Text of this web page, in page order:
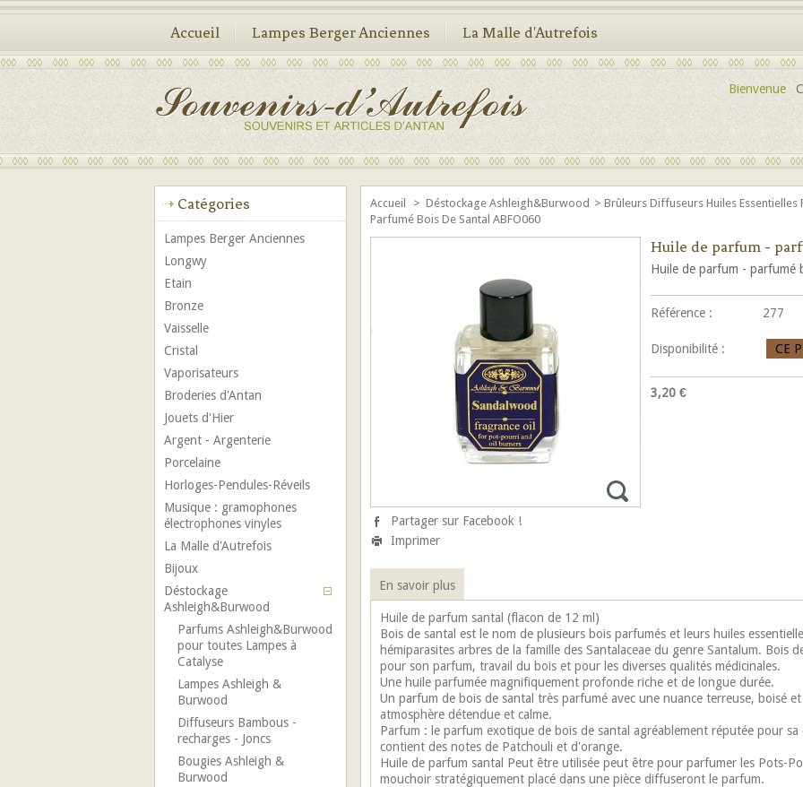
Bienvenue
Accueil Lampes Berger Anciennes La Malle d'Autrefois
Accueil > Déstockage Ashleigh&Burwood > Brûleurs Diffuseurs Huiles Essentielles
Parfumé Bois De Santal ABFO060
Partager sur Facebook !
Imprimer
Huile de parfum -
Huile de parfum - parfumé
Référence : 277
Disponibilité : CE
3,20 €
En savoir plus
Huile de parfum santal (flacon de 12 ml)
Bois de santal est le nom de plusieurs bois parfumés et leurs huiles
hémiparasites arbres de la famille des Santalaceae du genre Santalum. Bois
pour son parfum, travail du bois et pour les diverses qualités médicinales.
Une huile parfumée magnifiquement profonde riche et de longue durée.
Un parfum de bois de santal très parfumé avec une nuance terreuse, boisé
atmosphère détendue et calme.
Parfum : le parfum exotique de bois de santal agréablement réputée pour
contient des notes de Patchouli et d'orange.
Huile de parfum santal Peut être utilisée peut être pour parfumer les Pots-
mouchoir stratégiquement placé dans une pièce diffuseront le parfum.
Catégories
Lampes Berger Anciennes
Longwy
Etain
Bronze
Vaisselle
Cristal
Vaporisateurs
Broderies d'Antan
Jouets d'Hier
Argent - Argenterie
Porcelaine
Horloges-Pendules-Réveils
Musique : gramophones
électrophones vinyles
La Malle d'Autrefois
Bijoux
Déstockage
Ashleigh&Burwood
Parfums Ashleigh&Burwood
pour toutes Lampes à
Catalyse
Lampes Ashleigh &
Burwood
Diffuseurs Bambous -
recharges - Joncs
Bougies Ashleigh &
Burwood